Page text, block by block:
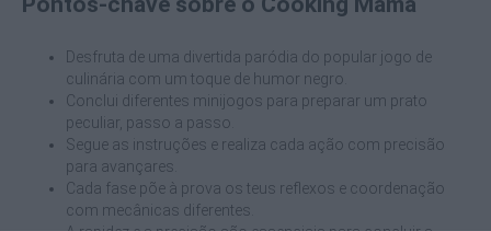
Desfruta de uma divertida paródia do popular jogo de
culinária com um toque de humor negro.
Conclui diferentes minijogos para preparar um prato
peculiar, passo a passo.
Segue as instruções e realiza cada ação com precisão
para avançares.
Cada fase põe à prova os teus reflexos e coordenação
com mecânicas diferentes.